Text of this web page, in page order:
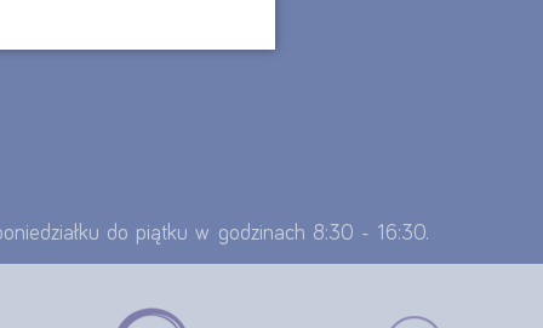
do piątku w godzinach 8:30 - 16:30.